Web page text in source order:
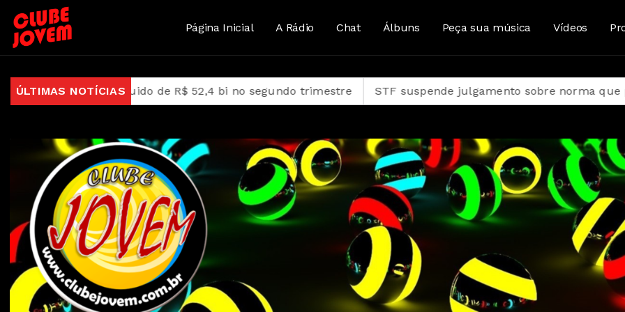
Página Inicial A Rádio Chat Álbuns Peça sua música Vídeos
ÚLTIMAS NOTÍCIAS
tem lucro líquido de R$ 52,4 bi no segundo trimestre STF suspende julgamento sobre norma que proíbe